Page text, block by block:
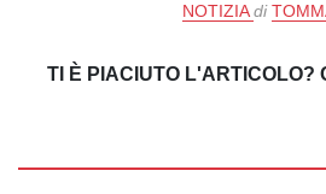
NOTIZIA di
TI È PIACIUTO L'ARTICOLO?